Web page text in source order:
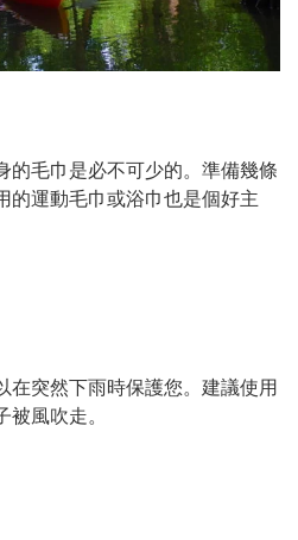
的毛巾是必不可少的。準備幾條
的運動毛巾或浴巾也是個好主
在突然下雨時保護您。建議使用
風吹走。